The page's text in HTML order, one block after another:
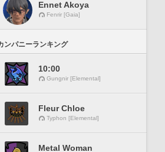
Ennet Akoya
Fenrir [Gaia]
ンパニーランキング
10:00
Gungnir [Elemental]
Fleur Chloe
Typhon [Elemental]
Metal Woman